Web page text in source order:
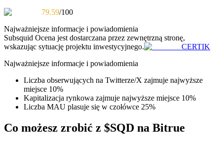
Informacja
Analiza Big Data, w tym informacje handlowe itp.
79.59/100
Najważniejsze informacje i powiadomienia
Subsquid Ocena jest dostarczana przez zewnętrzną stronę,
wskazując sytuację projektu inwestycyjnego.
CERTIK
Najważniejsze informacje i powiadomienia
Liczba obserwujących na Twitterze/X zajmuje najwyższe
miejsce 10%
Kapitalizacja rynkowa zajmuje najwyższe miejsce 10%
Liczba MAU plasuje się w czołówce 25%
Co możesz zrobić z $SQD na Bitrue